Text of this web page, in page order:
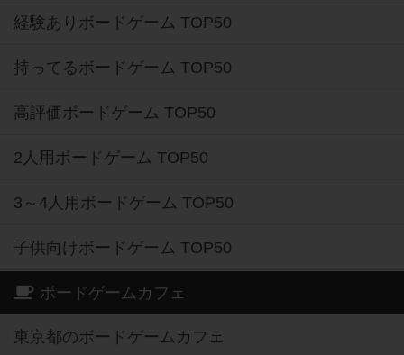
経験ありボードゲーム TOP50
持ってるボードゲーム TOP50
高評価ボードゲーム TOP50
2人用ボードゲーム TOP50
3～4人用ボードゲーム TOP50
子供向けボードゲーム TOP50
ボードゲームカフェ
東京都のボードゲームカフェ